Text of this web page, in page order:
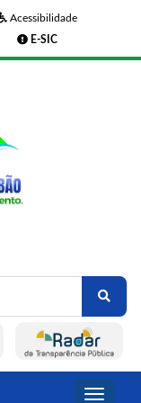
Acessibilidade
E-SIC
Toggle